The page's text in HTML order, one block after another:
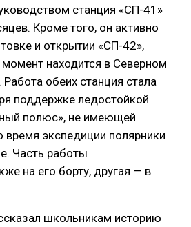
станция «СП-41»
Кроме того, он активно
и открытии «СП-42»,
находится в Северном
обеих станция стала
поддержке ледостойкой
полюс», не имеющей
время экспедиции полярники
Часть работы
на его борту, другая — в
школьникам историю